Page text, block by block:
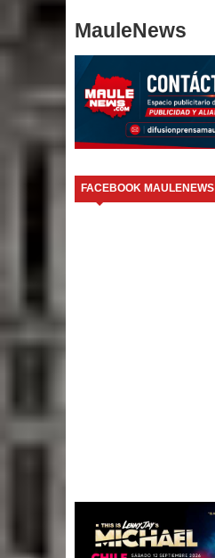
MauleNews
FACEBOOK MAULENEWS